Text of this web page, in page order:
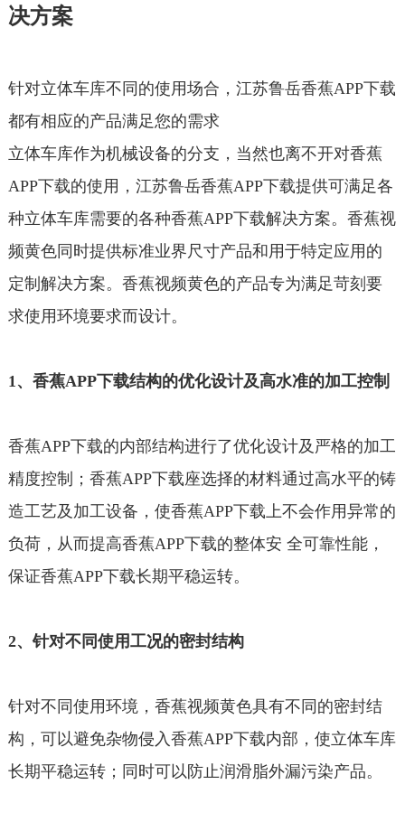
决方案
针对立体车库不同的使用场合，江苏鲁岳香蕉APP下载
都有相应的产品满足您的需求
立体车库作为机械设备的分支，当然也离不开对香蕉
APP下载的使用，江苏鲁岳香蕉APP下载提供可满足各
种立体车库需要的各种香蕉APP下载解决方案。香蕉视
频黄色同时提供标准业界尺寸产品和用于特定应用的
定制解决方案。香蕉视频黄色的产品专为满足苛刻要
求使用环境要求而设计。
1、香蕉APP下载结构的优化设计及高水准的加工控制
香蕉APP下载的内部结构进行了优化设计及严格的加工
精度控制；香蕉APP下载座选择的材料通过高水平的铸
造工艺及加工设备，使香蕉APP下载上不会作用异常的
负荷，从而提高香蕉APP下载的整体安 全可靠性能，
保证香蕉APP下载长期平稳运转。
2、针对不同使用工况的密封结构
针对不同使用环境，香蕉视频黄色具有不同的密封结
构，可以避免杂物侵入香蕉APP下载内部，使立体车库
长期平稳运转；同时可以防止润滑脂外漏污染产品。